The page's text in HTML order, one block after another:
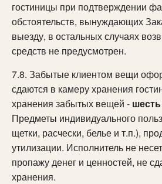
гостиницы при подтверждении
обстоятельств, вынуждающих
выезду, в остальных случаях
средств не предусмотрен.
7.8. Забытые клиентом вещи
сдаются в камеру хранения
хранения забытых вещей -
Предметы индивидуального
щетки, расчески, белье и т.п.),
утилизации. Исполнитель не
пропажу денег и ценностей, не
хранения.